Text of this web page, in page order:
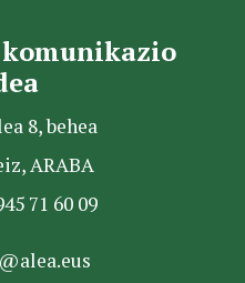
8, behea
ARABA
71 60 09